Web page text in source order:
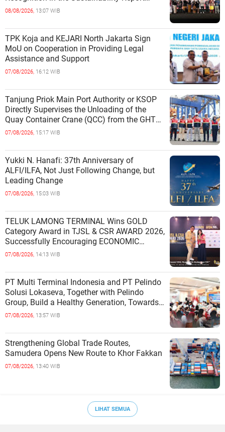
Category
08/08/2026, 13:07 WIB
TPK Koja and KEJARI North Jakarta Sign
MoU on Cooperation in Providing Legal
Assistance and Support
07/08/2026, 16:12 WIB
Tanjung Priok Main Port Authority or KSOP
Directly Supervises the Unloading of the
Quay Container Crane (QCC) from the GHT
Marimas Ship at the North J
07/08/2026, 15:17 WIB
Yukki N. Hanafi: 37th Anniversary of
ALFI/ILFA, Not Just Following Change, but
Leading Change
07/08/2026, 15:03 WIB
TELUK LAMONG TERMINAL Wins GOLD
Category Award in TJSL & CSR AWARD 2026,
Successfully Encouraging ECONOMIC
INDEPENDENCE OF COASTAL
07/08/2026, 14:13 WIB
PT Multi Terminal Indonesia and PT Pelindo
Solusi Lokaseva, Together with Pelindo
Group, Build a Healthy Generation, Towards
a Golden Indonesia
07/08/2026, 13:57 WIB
Strengthening Global Trade Routes,
Samudera Opens New Route to Khor Fakkan
07/08/2026, 13:40 WIB
LIHAT SEMUA